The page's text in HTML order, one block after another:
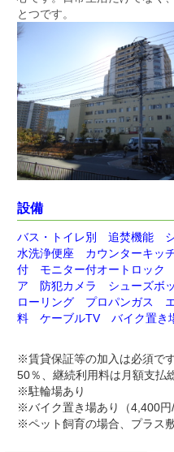
とつです。
設備
バス・トイレ別 追焚機能
水洗浄便座 カウンターキッ
付 モニター付オートロック
ア 防犯カメラ シューズボ
ローリング プロパンガス
料 ケーブルTV バイク置
※賃貸保証等の加入は必須で
50％、継続利用料は月額支払
※駐輪場あり
※バイク置き場あり（4,400円/
※ペット飼育の場合、プラス